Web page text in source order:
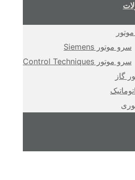
سرو موتور Siemens
سرو موتور Control Techniques
گاز